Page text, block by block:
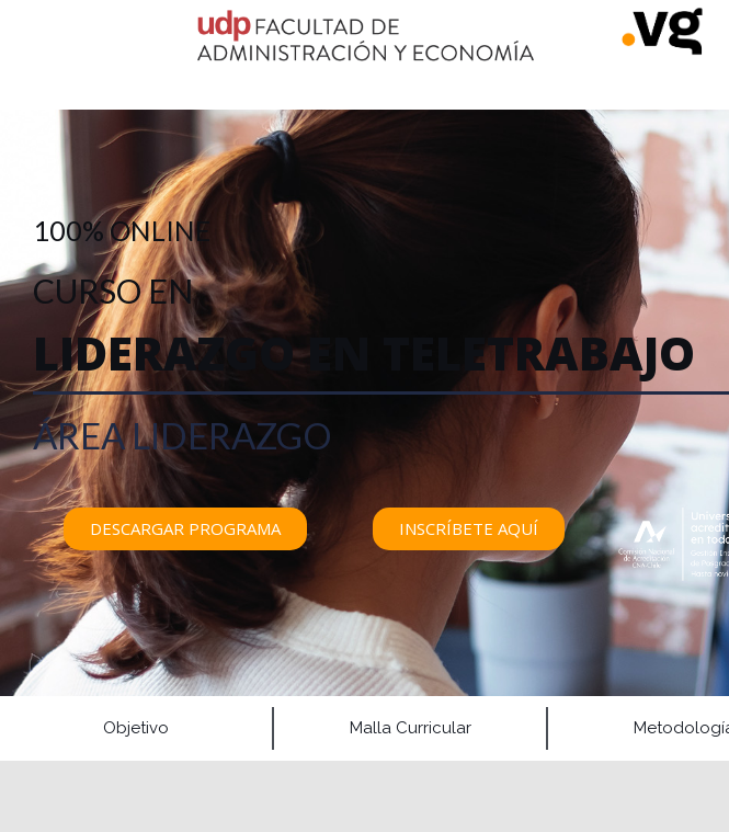
100% ONLINE
CURSO EN
LIDERAZGO EN TELETRABAJO
ÁREA LIDERAZGO
DESCARGAR PROGRAMA INSCRÍBETE AQUÍ
Objetivo Malla Curricular